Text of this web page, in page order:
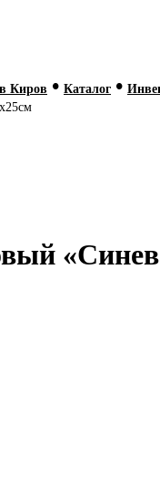
Киров • Каталог •